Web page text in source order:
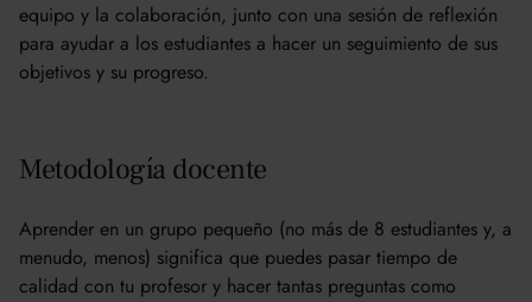
equipo y la colaboración, junto con una sesión de reflexión
para ayudar a los estudiantes a hacer un seguimiento de sus
objetivos y su progreso.
Metodología docente
Aprender en un grupo pequeño (no más de 8 estudiantes y, a
menudo, menos) significa que puedes pasar tiempo de
calidad con tu profesor y hacer tantas preguntas como